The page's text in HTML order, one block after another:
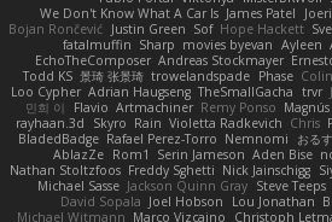
We Don't Know What A Car Is James Patel
Bojan Rončević Justin Green Sof Hope Hackett
fatalmuffin Sharp movies byevan Ayleen
EchoTheComposer Andreas Stockmayer
Todd KS 景琦 张景琦 trowelandspade Phase
Loo Cypher Adrian Haugseng TheSmallGacha trvr
민희 이
Flavio Artmachiner Remy Ponso
rayhaan.3d
Skyro Rain Violetta Radkevich Chris
BladedBadge Rafael Perez-Torro Nemnomi おるす
AblazZe Rom1 Serin Jameson Aden Bise
Nathan Stoltzfoos Freddy Sghetti Nick Jainschigg
Michael Sasse Jackson Quinn Gray Steve Teeps
David Sopala Joel Hobson Lou Jonathan
Michael Witmann Marco Vizcaino Christoph